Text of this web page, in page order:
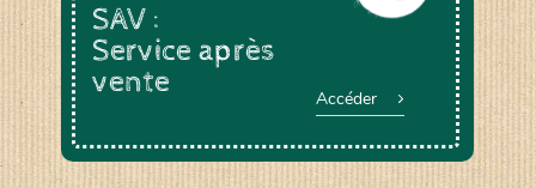
SAV :
Service après
vente
Accéder